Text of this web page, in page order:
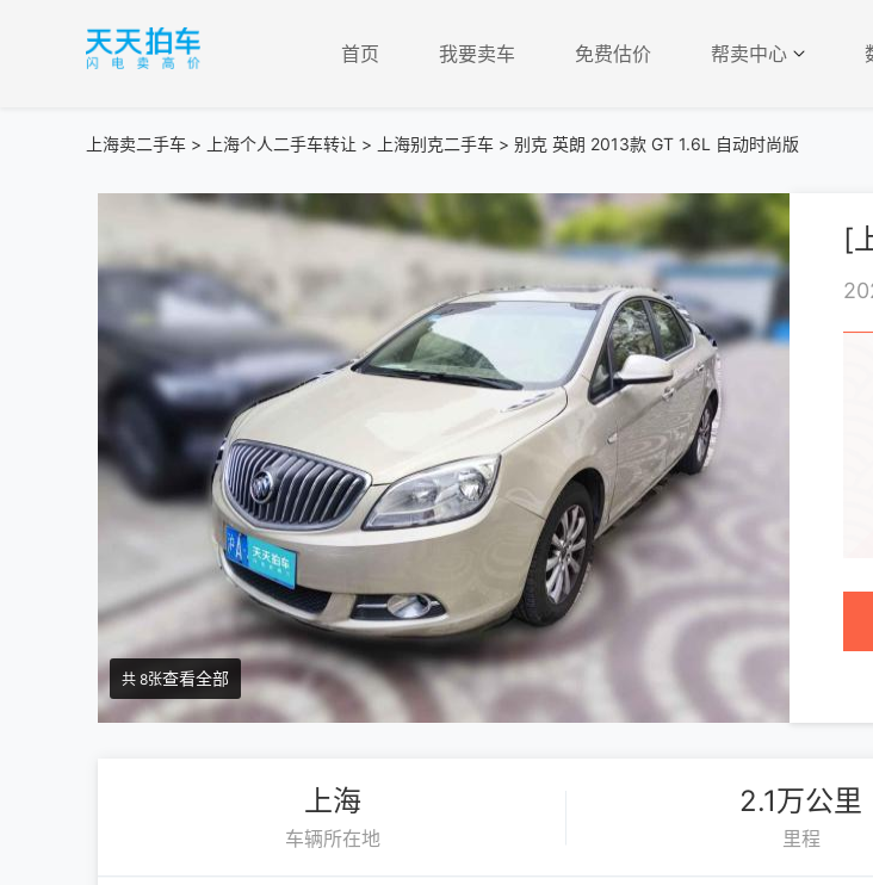
首页 我要卖车 免费估价 帮卖中心
上海卖二手车 > 上海个人二手车转让 > 上海别克二手车 > 别克 英朗 2013款 GT 1.6L 自动时尚版
共 8张查看全部
[
上海
车辆所在地
2.1万公里
里程